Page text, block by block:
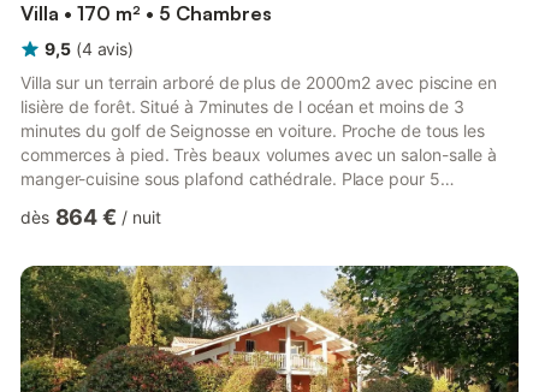
Villa • 170 m² • 5 Chambres
9,5 (4 avis)
Villa sur un terrain arboré de plus de 2000m2 avec piscine en
lisière de forêt. Situé à 7minutes de l océan et moins de 3
minutes du golf de Seignosse en voiture. Proche de tous les
commerces à pied. Très beaux volumes avec un salon-salle à
manger-cuisine sous plafond cathédrale. Place pour 5
équipements intérieurs neufs (lits, électroménagers, etc)Piscine
Bonzini neufNouvelle cuisine 2024 et sols cuisine et salon
dès 864 € / nuit